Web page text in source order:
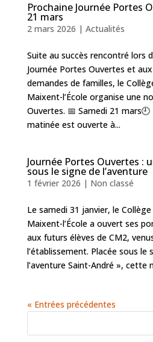
Prochaine Journée Portes
21 mars
2 mars 2026 | Actualités
Suite au succès rencontré lors
Journée Portes Ouvertes et
demandes de familles, le
Maixent-l’École organise une
Ouvertes. 📅 Samedi 21
matinée est ouverte à...
Journée Portes Ouvertes :
sous le signe de l’aventure
1 février 2026 | Non classé
Le samedi 31 janvier, le
Maixent-l’École a ouvert ses
aux futurs élèves de CM2,
l’établissement. Placée sous le
l’aventure Saint-André », cette
« Entrées précédentes